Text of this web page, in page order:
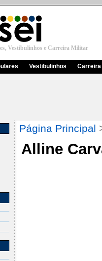
Vestibulinhos e Carreira Militar
Vestibulinhos
Página Principal
Alline